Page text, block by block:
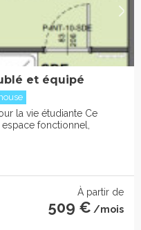
et équipé
la vie étudiante Ce
fonctionnel,
À partir de
509 € /mois